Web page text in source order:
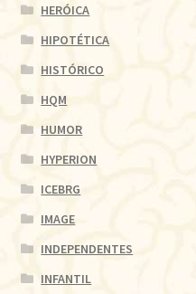
HERÓICA
HIPOTÉTICA
HISTÓRICO
HQM
HUMOR
HYPERION
ICEBRG
IMAGE
INDEPENDENTES
INFANTIL